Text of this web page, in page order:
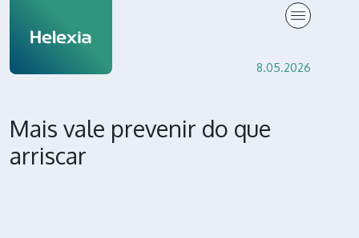
Knowledge Center 8.05.2026
Mais vale prevenir do que
arriscar